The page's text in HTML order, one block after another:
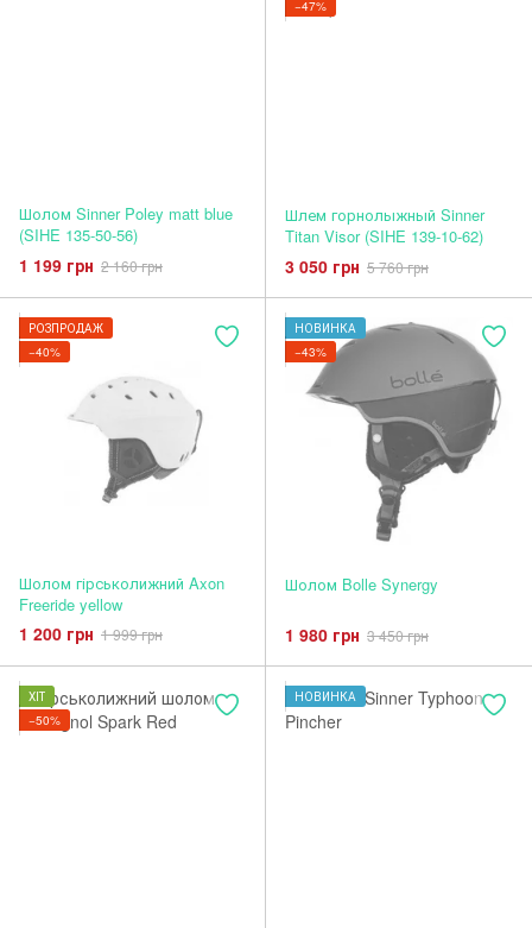
Шолом Sinner Poley matt blue
(SIHE 135-50-56)
1 199 грн 2 160 грн
−47%
Шлем горнолыжный Sinner
Titan Visor (SIHE 139-10-62)
3 050 грн 5 760 грн
РОЗПРОДАЖ
−40%
Шолом гірськолижний Axon
Freeride yellow
1 200 грн 1 999 грн
НОВИНКА
−43%
Шолом Bolle Synergy
1 980 грн 3 450 грн
ХІТ
−50%
НОВИНКА